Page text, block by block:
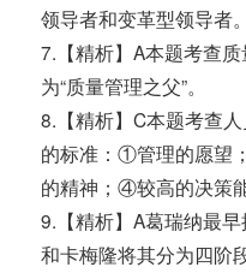
领导者和变革型领导者。
7.【精析】A本题考查
为“质量管理之父”。
8.【精析】C本题考查
的标准：①管理的愿望
的精神；④较高的决策能
9.【精析】A葛瑞纳最
和卡梅隆将其分为四阶